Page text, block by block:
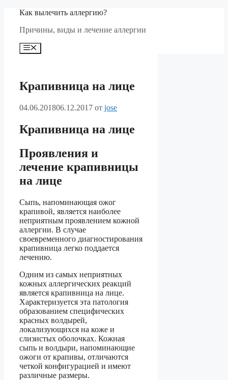
Перейти
содержимому
Как вылечить аллергию?
Причины, виды и лечение аллергии
Меню
Крапивница на лице
04.06.201806.12.2017 от jose
Крапивница на лице
Проявления и
лечение крапивницы
на лице
Сыпь, напоминающая ожог
крапивой, является наиболее
неприятным проявлением кожной
аллергии. В случае
своевременного диагностирования
крапивница легко поддается
лечению.
Одним из самых неприятных
кожных аллергических реакций
является крапивница на лице.
Характеризуется эта патология
образованием специфических
красных волдырей,
локализующихся на коже и
слизистых оболочках. Кожная
сыпь и волдыри, напоминающие
ожоги от крапивы, отличаются
четкой конфигурацией и имеют
различные размеры.